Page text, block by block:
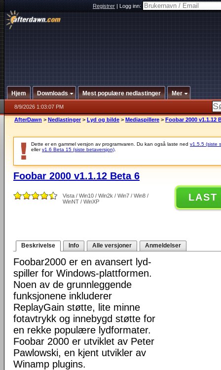
Registrer|Logg inn:
Hjem Downloads Mest populære nedlastinger Mer
8/9/2026 1:03:07 PM
AfterDawn > Nedlastinger > Lyd og bilde > Mediaspillere > Foobar 2000 v1.1.12
Dette er en gammel versjon av programvaren. Du kan også laste ned v1.5.5 (siste
ellerv1.6 Beta 15 (siste betaversjon)
Foobar 2000 v1.1.12 Beta 6
Vista / Win10 / Win2k / Win7 / Win8 /
WinNT / WinXP
LAST
Beskrivelse Info Alle versjoner Anmeldelser
Foobar2000 er en avansert lyd-
spiller for Windows-plattformen.
Noen av de grunnleggende
funksjonene inkluderer
ReplayGain støtte, lite minne
fotavtrykk og innebygd støtte for
en rekke populære lydformater.
Foobar 2000 er utviklet av Peter
Pawlowski, en kjent utvikler av
Winamp plugins.